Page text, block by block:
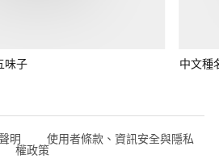
味子 中文種
明 使用者條款、資訊安全與隱私
權政策